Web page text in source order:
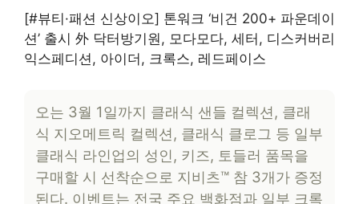
[#뷰티·패션 신상이오] 톤워크 ‘비건 200+ 파운데이
션’ 출시 外 닥터방기원, 모다모다, 세터, 디스커버리
익스페디션, 아이더, 크록스, 레드페이스
오는 3월 1일까지 클래식 샌들 컬렉션, 클래
식 지오메트릭 컬렉션, 클래식 클로그 등 일부
클래식 라인업의 성인, 키즈, 토들러 품목을
구매할 시 선착순으로 지비츠™ 참 3개가 증정
된다. 이벤트는 전국 주요 백화점과 일부 크록